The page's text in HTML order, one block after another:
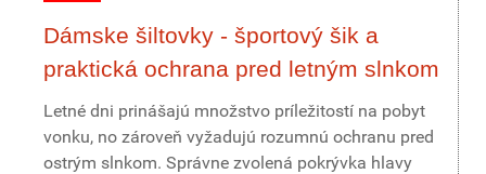
Dámske šiltovky - športový šik a
praktická ochrana pred letným slnkom
Letné dni prinášajú množstvo príležitostí na pobyt
vonku, no zároveň vyžadujú rozumnú ochranu pred
ostrým slnkom. Správne zvolená pokrývka hlavy